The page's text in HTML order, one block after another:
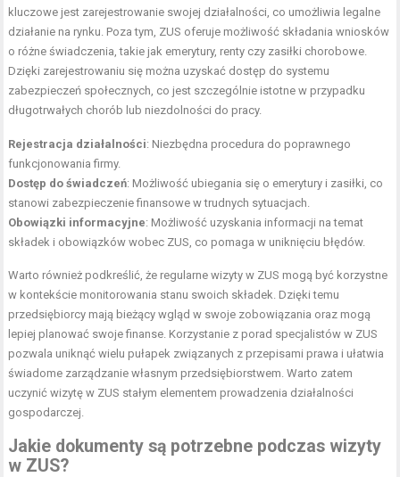
kluczowe jest zarejestrowanie swojej działalności, co umożliwia legalne
działanie na rynku. Poza tym, ZUS oferuje możliwość składania wniosków
o różne świadczenia, takie jak emerytury, renty czy zasiłki chorobowe.
Dzięki zarejestrowaniu się można uzyskać dostęp do systemu
zabezpieczeń społecznych, co jest szczególnie istotne w przypadku
długotrwałych chorób lub niezdolności do pracy.
Rejestracja działalności: Niezbędna procedura do poprawnego
funkcjonowania firmy.
Dostęp do świadczeń: Możliwość ubiegania się o emerytury i zasiłki, co
stanowi zabezpieczenie finansowe w trudnych sytuacjach.
Obowiązki informacyjne: Możliwość uzyskania informacji na temat
składek i obowiązków wobec ZUS, co pomaga w uniknięciu błędów.
Warto również podkreślić, że regularne wizyty w ZUS mogą być korzystne
w kontekście monitorowania stanu swoich składek. Dzięki temu
przedsiębiorcy mają bieżący wgląd w swoje zobowiązania oraz mogą
lepiej planować swoje finanse. Korzystanie z porad specjalistów w ZUS
pozwala uniknąć wielu pułapek związanych z przepisami prawa i ułatwia
świadome zarządzanie własnym przedsiębiorstwem. Warto zatem
uczynić wizytę w ZUS stałym elementem prowadzenia działalności
gospodarczej.
Jakie dokumenty są potrzebne podczas wizyty
w ZUS?